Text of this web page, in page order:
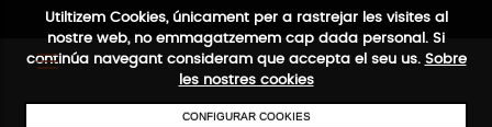
Utiltizem Cookies, únicament per a rastrejar les visites al
nostre web, no emmagatzemem cap dada personal. Si
continúa navegant consideram que accepta el seu us. Sobre
les nostres cookies
CONFIGURAR COOKIES